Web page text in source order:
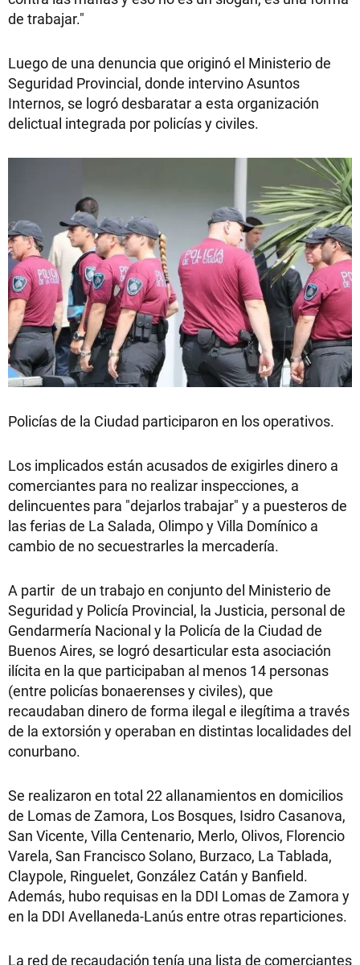
de trabajar."
Luego de una denuncia que originó el Ministerio de
Seguridad Provincial, donde intervino Asuntos
Internos, se logró desbaratar a esta organización
delictual integrada por policías y civiles.
Policías de la Ciudad participaron en los operativos.
Los implicados están acusados de exigirles dinero a
comerciantes para no realizar inspecciones, a
delincuentes para "dejarlos trabajar" y a puesteros de
las ferias de La Salada, Olimpo y Villa Domínico a
cambio de no secuestrarles la mercadería.
A partir de un trabajo en conjunto del Ministerio de
Seguridad y Policía Provincial, la Justicia, personal de
Gendarmería Nacional y la Policía de la Ciudad de
Buenos Aires, se logró desarticular esta asociación
ilícita en la que participaban al menos 14 personas
(entre policías bonaerenses y civiles), que
recaudaban dinero de forma ilegal e ilegítima a través
de la extorsión y operaban en distintas localidades del
conurbano.
Se realizaron en total 22 allanamientos en domicilios
de Lomas de Zamora, Los Bosques, Isidro Casanova,
San Vicente, Villa Centenario, Merlo, Olivos, Florencio
Varela, San Francisco Solano, Burzaco, La Tablada,
Claypole, Ringuelet, González Catán y Banfield.
Además, hubo requisas en la DDI Lomas de Zamora y
en la DDI Avellaneda-Lanús entre otras reparticiones.
La red de recaudación tenía una lista de comerciantes